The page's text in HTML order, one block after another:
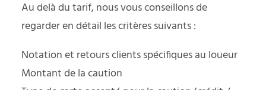
Au delà du tarif, nous vous conseillons de
regarder en détail les critères suivants :
Notation et retours clients spécifiques au loueur
Montant de la caution